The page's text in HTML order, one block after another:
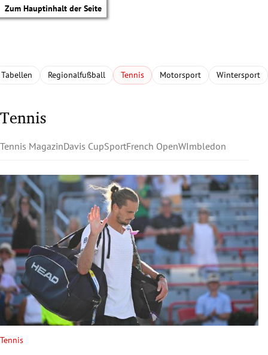
Zum Hauptinhalt der Seite
Untermenü
Untermenü
Untermenü
Untermenü
Tabellen Regionalfußball Tennis Motorsport Wintersport
Tennis
Tennis MagazinDavis CupSportFrench OpenWImbledon
Tennis